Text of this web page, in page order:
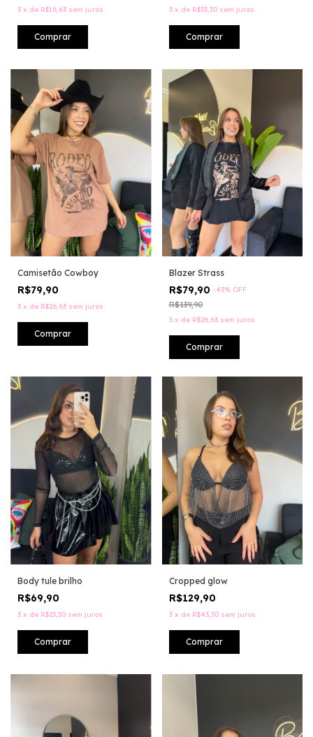
3 x de R$16,63 sem juros 3 x de R$33,30 sem juros
Camisetão Cowboy
R$79,90
3 x de R$26,63 sem juros
Comprar
Blazer Strass
R$79,90 -43% OFF
R$139,90
3 x de R$26,63 sem juros
Comprar
Body tule brilho
R$69,90
3 x de R$23,30 sem juros
Cropped glow
R$129,90
3 x de R$43,30 sem juros